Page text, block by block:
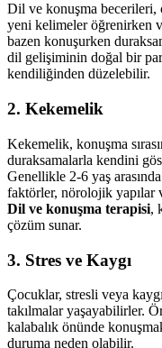
Dil ve konuşma becerileri,
yeni kelimeler öğrenirken
bazen konuşurken
dil gelişiminin doğal bir
kendiliğinden düzelebilir.
2. Kekemelik
Kekemelik, konuşma
duraksamalarla kendini
Genellikle 2-6 yaş
faktörler, nörolojik yapılar
Dil ve konuşma terapisi,
çözüm sunar.
3. Stres ve Kaygı
Çocuklar, stresli veya
takılmalar yaşayabilirler.
kalabalık önünde
duruma neden olabilir.